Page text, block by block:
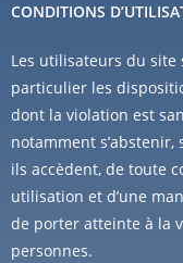
CONDITIONS
Les utilisateurs du
particulier les
dont la violation est
notamment s’abstenir,
ils accèdent, de toute
utilisation et d’une
de porter atteinte à la
personnes.